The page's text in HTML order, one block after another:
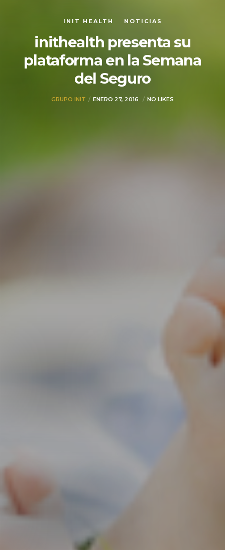
INIT HEALTH NOTICIAS
inithealth presenta su
plataforma en la Semana
del Seguro
GRUPO INIT ENERO 27, 2016 NO LIKES